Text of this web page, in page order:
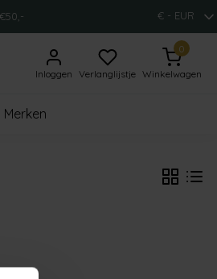
€ - EUR
Inloggen Verlanglijstje
0
Winkelwagen
Merken